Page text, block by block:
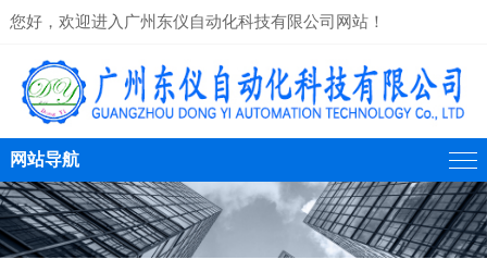
您好，欢迎进入广州东仪自动化科技有限公司网站！
网站导航